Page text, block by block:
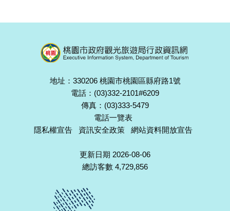
地址：330206 桃園市桃園區縣府路1號
電話：(03)332-2101#6209
傳真：(03)333-5479
電話一覽表
隱私權宣告
資訊安全政策 網站資料開放宣告
更新日期 2026-08-06
總訪客數 4,729,856